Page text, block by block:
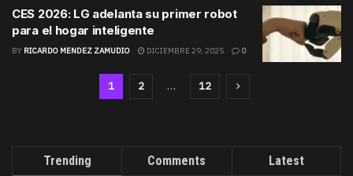
CES 2026: LG adelanta su primer robot
para el hogar inteligente
BY RICARDO MENDEZ ZAMUDIO DICIEMBRE 29, 2025 0
1 2 … 12
Trending Comments Latest